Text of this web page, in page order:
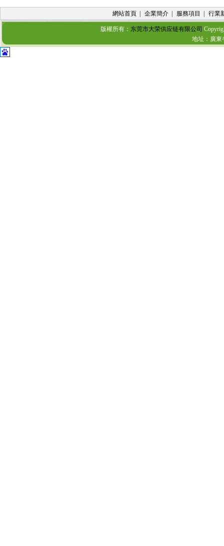
網站首頁 企業簡介 服務項目 行業
版權所有： 东莞市大荣供应链有限公司
地址：廣東